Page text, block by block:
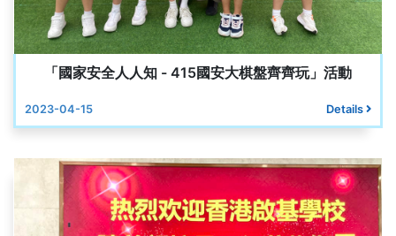
「國家安全人人知 - 415國安大棋盤齊齊玩」活動
2023-04-15 Details